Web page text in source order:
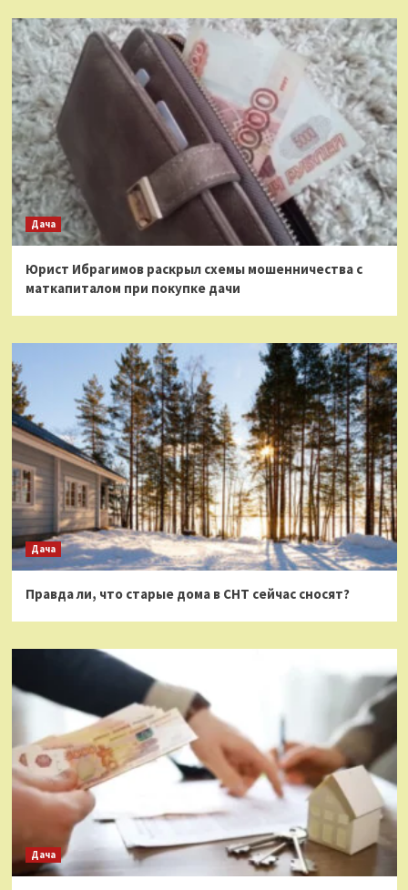
Дача
Юрист Ибрагимов раскрыл схемы мошенничества с
маткапиталом при покупке дачи
Дача
Правда ли, что старые дома в СНТ сейчас сносят?
Дача